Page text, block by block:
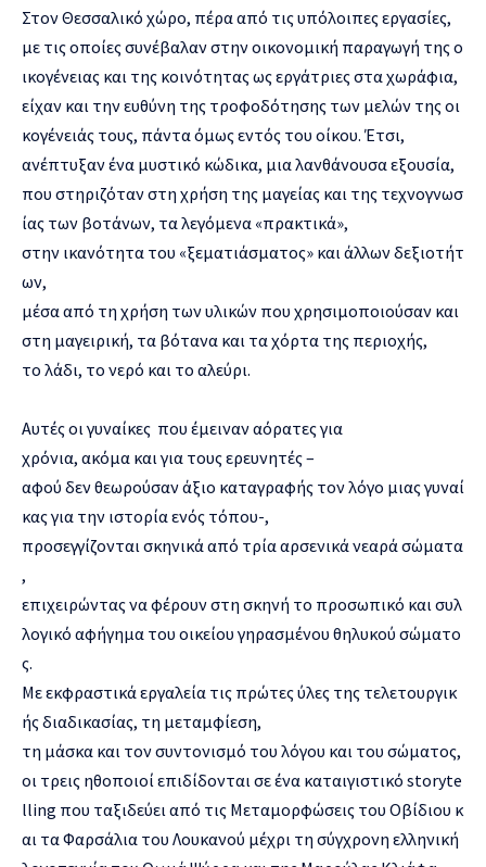
Στον Θεσσαλικό χώρο, πέρα από τις υπόλοιπες εργασίες,
με τις οποίες συνέβαλαν στην οικονομική παραγωγή της ο
ικογένειας και της κοινότητας ως εργάτριες στα χωράφια,
είχαν και την ευθύνη της τροφοδότησης των μελών της οι
κογένειάς τους, πάντα όμως εντός του οίκου. Έτσι,
ανέπτυξαν ένα μυστικό κώδικα, μια λανθάνουσα εξουσία,
που στηριζόταν στη χρήση της μαγείας και της τεχνογνωσ
ίας των βοτάνων, τα λεγόμενα «πρακτικά»,
στην ικανότητα του «ξεματιάσματος» και άλλων δεξιοτήτ
ων,
μέσα από τη χρήση των υλικών που χρησιμοποιούσαν και
στη μαγειρική, τα βότανα και τα χόρτα της περιοχής,
το λάδι, το νερό και το αλεύρι.
Αυτές οι γυναίκες που έμειναν αόρατες για
χρόνια, ακόμα και για τους ερευνητές –
αφού δεν θεωρούσαν άξιο καταγραφής τον λόγο μιας γυναί
κας για την ιστορία ενός τόπου-,
προσεγγίζονται σκηνικά από τρία αρσενικά νεαρά σώματα
,
επιχειρώντας να φέρουν στη σκηνή το προσωπικό και συλ
λογικό αφήγημα του οικείου γηρασμένου θηλυκού σώματο
ς.
Με εκφραστικά εργαλεία τις πρώτες ύλες της τελετουργικ
ής διαδικασίας, τη μεταμφίεση,
τη μάσκα και τον συντονισμό του λόγου και του σώματος,
οι τρεις ηθοποιοί επιδίδονται σε ένα καταιγιστικό storyte
lling που ταξιδεύει από τις Μεταμορφώσεις του Οβίδιου κ
αι τα Φαρσάλια του Λουκανού μέχρι τη σύγχρονη ελληνική